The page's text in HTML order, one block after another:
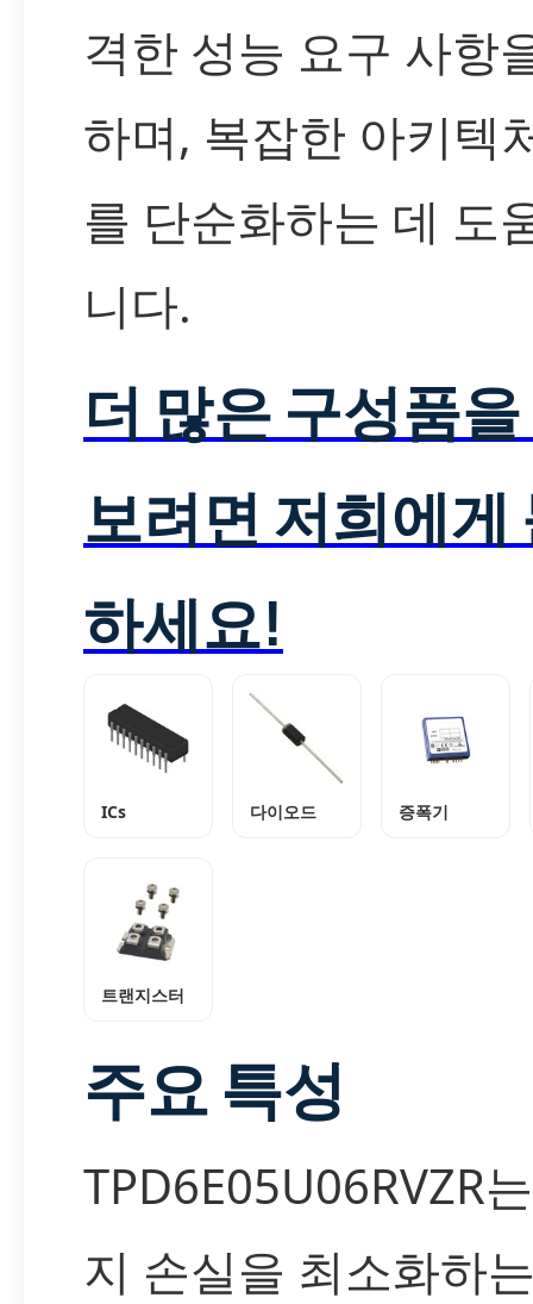
격한 성능 요구 사항
하며, 복잡한 아키텍
를 단순화하는 데 도
니다.
더 많은 구성품
보려면 저희에게
하세요!
ICs 다이오드 증폭기
트랜지스터
주요 특성
TPD6E05U06RVZR
지 손실을 최소화하